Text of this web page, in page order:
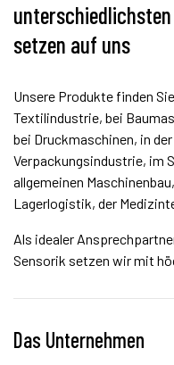
setzen auf uns
Unsere Produkte finden
Textilindustrie, bei
bei Druckmaschinen, in
Verpackungsindustrie, im
allgemeinen
Lagerlogistik, der
Als idealer
Sensorik setzen wir mit
Das Unternehmen